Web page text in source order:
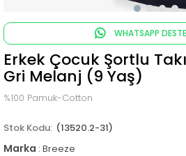
WHATSAPP
Erkek Çocuk Şortlu
Gri Melanj (9 Yaş)
%100 Pamuk-Cotton
(13520.2-31)
Marka : Breeze